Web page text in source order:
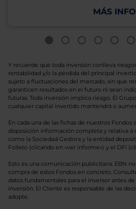
MÁS INFO
Y recuerde que toda inversión conlleva
rentabilidad y/o la pérdida del principal
sujeto a fluctuaciones del mercado, sin que
garanticen resultados en el futuro ni sean
futuras. Toda inversión implica riesgo. El
cualquier capital invertido mantendrá o
En cada una de las fichas de nuestros Fondos
disposición información completa y relativa a
como la Sociedad Gestora y la entidad
Folleto (clicando en «ver informe») y el DFI
Esto es una comunicación publicitaria. EBN
compra de estos Fondos en concreto.
datos fundamentales para el inversor antes
inversión. El Cliente es responsable de las
adopte.